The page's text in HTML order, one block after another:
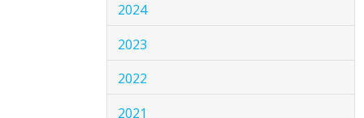
2024
2023
2022
2021